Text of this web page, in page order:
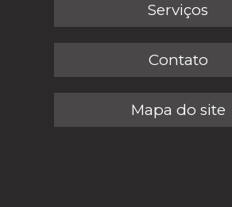
Serviços
Contato
Mapa do site